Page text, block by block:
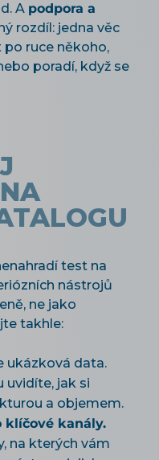
A podpora a
rozdíl: jedna věc
ruce někoho,
poradí, když se
test na
nástrojů
ne jako
takhle:
ukázková data.
uvidíte, jak si
a objemem.
kanály.
na kterých vám